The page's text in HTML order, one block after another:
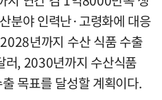
분야 인력난·고령화에 대응
년까지 수산 식품 수출
, 2030년까지 수산식품
목표를 달성할 계획이다.